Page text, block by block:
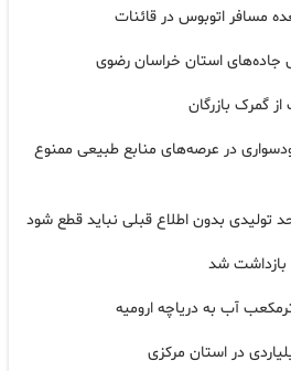
جاده‌های استان خراسان رضوی
در عرصه‌های منابع طبیعی ممنوع
تولیدی بدون اطلاع قبلی نباید قطع شود
بازداشت شد